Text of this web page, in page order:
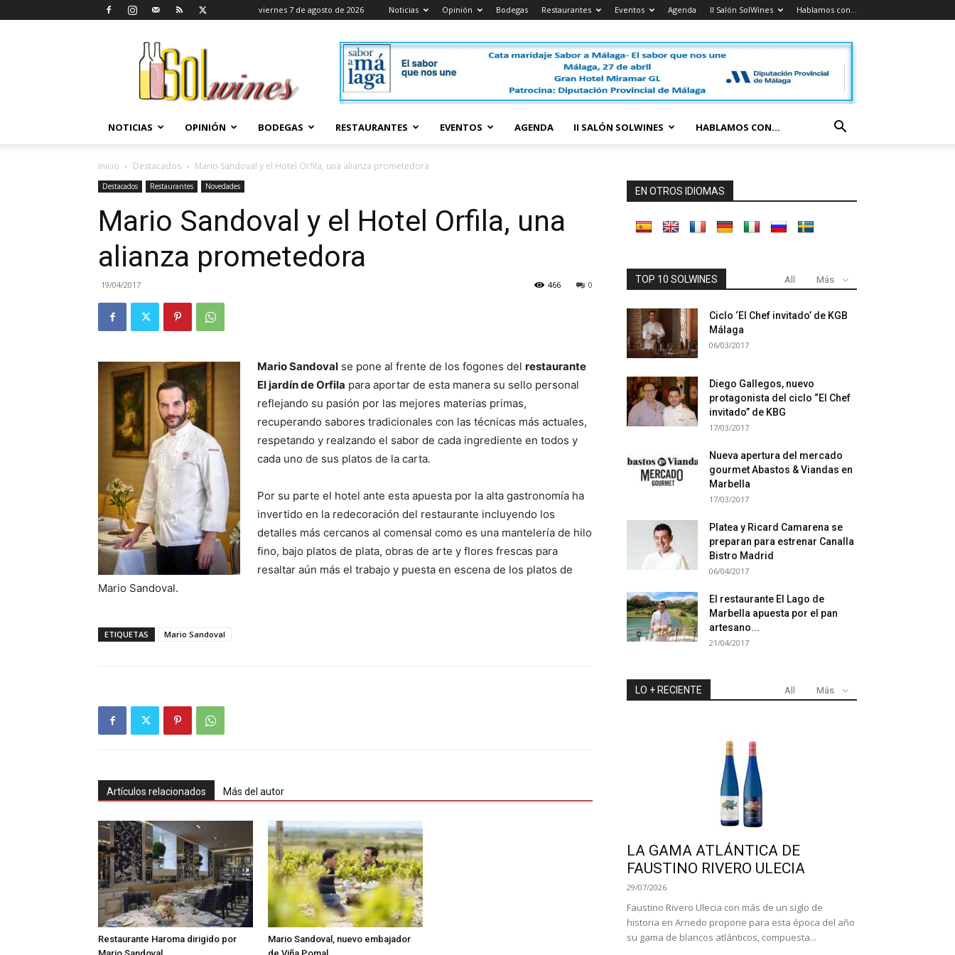
viernes 7 de agosto de 2026 Noticias Opinión Bodegas Restaurantes Eventos Agenda II Salón SolWines Hablamos con…
NOTICIAS OPINIÓN BODEGAS RESTAURANTES EVENTOS AGENDA II SALÓN SOLWINES HABLAMOS CON…
Inicio Destacados Mario Sandoval y el Hotel Orfila, una alianza prometedora
Destacados Restaurantes Novedades
Mario Sandoval y el Hotel Orfila, una
alianza prometedora
19/04/2017 0
466
Mario Sandoval se pone al frente de los fogones del restaurante
El jardín de Orfila para aportar de esta manera su sello personal
reflejando su pasión por las mejores materias primas,
recuperando sabores tradicionales con las técnicas más actuales,
respetando y realzando el sabor de cada ingrediente en todos y
cada uno de sus platos de la carta.
Por su parte el hotel ante esta apuesta por la alta gastronomía ha
invertido en la redecoración del restaurante incluyendo los
detalles más cercanos al comensal como es una mantelería de hilo
fino, bajo platos de plata, obras de arte y flores frescas para
resaltar aún más el trabajo y puesta en escena de los platos de
Mario Sandoval.
ETIQUETAS Mario Sandoval
Artículos relacionados Más del autor
Restaurante Haroma dirigido por
Mario Sandoval, nuevo embajador
EN OTROS IDIOMAS
TOP 10 SOLWINES All Más
Ciclo ‘El Chef invitado’ de KGB
Málaga
06/03/2017
Diego Gallegos, nuevo
protagonista del ciclo “El Chef
invitado” de KBG
17/03/2017
Nueva apertura del mercado
gourmet Abastos & Viandas en
Marbella
17/03/2017
Platea y Ricard Camarena se
preparan para estrenar Canalla
Bistro Madrid
06/04/2017
El restaurante El Lago de
Marbella apuesta por el pan
artesano...
21/04/2017
LO + RECIENTE All Más
LA GAMA ATLÁNTICA DE
FAUSTINO RIVERO ULECIA
29/07/2026
Faustino Rivero Ulecia con más de un siglo de
historia en Arnedo propone para esta época del año
su gama de blancos atlánticos, compuesta...